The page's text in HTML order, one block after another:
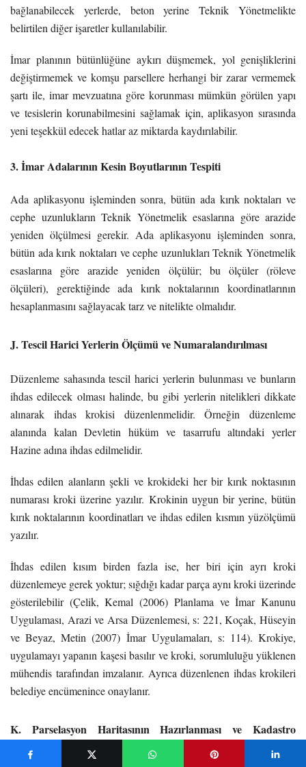
bağlanabilecek yerlerde, beton yerine Teknik Yönetmelikte
belirtilen diğer işaretler kullanılabilir.
İmar planının bütünlüğüne aykırı düşmemek, yol genişliklerini
değiştirmemek ve komşu parsellere herhangi bir zarar vermemek
şartı ile, imar mevzuatına göre korunması mümkün görülen yapı
ve tesislerin korunabilmesini sağlamak için, aplikasyon sırasında
yeni teşekkül edecek hatlar az miktarda kaydırılabilir.
3. İmar Adalarının Kesin Boyutlarının Tespiti
Ada aplikasyonu işleminden sonra, bütün ada kırık noktaları ve
cephe uzunlukların Teknik Yönetmelik esaslarına göre arazide
yeniden ölçülmesi gerekir. Ada aplikasyonu işleminden sonra,
bütün ada kırık noktaları ve cephe uzunlukları Teknik Yönetmelik
esaslarına göre arazide yeniden ölçülür; bu ölçüler (röleve
ölçüleri), gerektiğinde ada kırık noktalarının koordinatlarının
hesaplanmasını sağlayacak tarz ve nitelikte olmalıdır.
J. Tescil Harici Yerlerin Ölçümü ve Numaralandırılması
Düzenleme sahasında tescil harici yerlerin bulunması ve bunların
ihdas edilecek olması halinde, bu gibi yerlerin nitelikleri dikkate
alınarak ihdas krokisi düzenlenmelidir. Örneğin düzenleme
alanında kalan Devletin hüküm ve tasarrufu altındaki yerler
Hazine adına ihdas edilmelidir.
İhdas edilen alanların şekli ve krokideki her bir kırık noktasının
numarası kroki üzerine yazılır. Krokinin uygun bir yerine, bütün
kırık noktalarının koordinatları ve ihdas edilen kısmın yüzölçümü
yazılır.
İhdas edilen kısım birden fazla ise, her biri için ayrı kroki
düzenlemeye gerek yoktur; sığdığı kadar parça aynı kroki üzerinde
gösterilebilir (Çelik, Kemal (2006) Planlama ve İmar Kanunu
Uygulaması, Arazi ve Arsa Düzenlemesi, s: 221, Koçak, Hüseyin
ve Beyaz, Metin (2007) İmar Uygulamaları, s: 114). Krokiye,
uygulamayı yapanın kaşesi basılır ve kroki, sorumluluğu yüklenen
mühendis tarafından imzalanır. Ayrıca düzenlenen ihdas krokileri
belediye encümenince onaylanır.
K. Parselasyon Haritasının Hazırlanması ve Kadastro
Paftasıyla Çakıştırılması